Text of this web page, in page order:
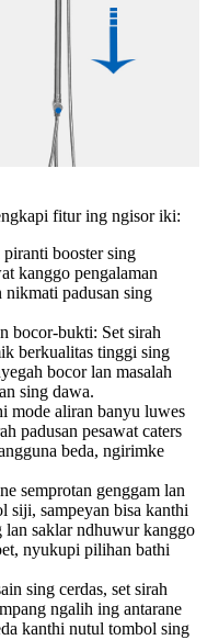
fitur ing ngisor iki:
booster sing
kanggo pengalaman
nikmati padusan sing
bocor-bukti: Set sirah
berkualitas tinggi sing
bocor lan masalah
sing dawa.
mode aliran banyu luwes
padusan pesawat caters
beda, ngirimke
semprotan genggam lan
siji, sampeyan bisa kanthi
lan saklar ndhuwur kanggo
nyukupi pilihan bathi
sing cerdas, set sirah
ngalih ing antarane
kanthi nutul tombol sing